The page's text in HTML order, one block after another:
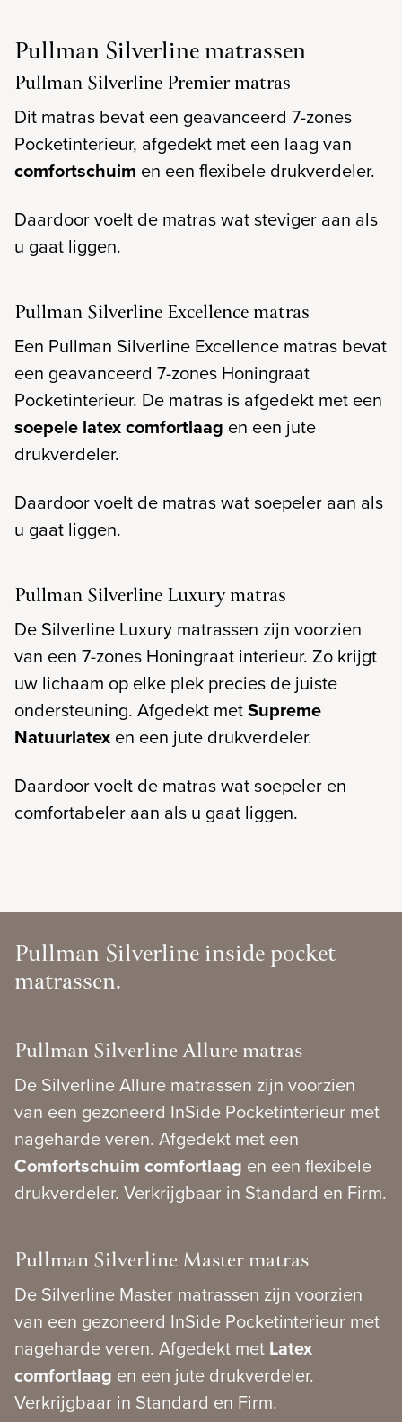
Pullman Silverline matrassen
Pullman Silverline Premier matras
Dit matras bevat een geavanceerd 7-zones
Pocketinterieur, afgedekt met een laag van
comfortschuim en een flexibele drukverdeler.
Daardoor voelt de matras wat steviger aan als
u gaat liggen.
Pullman Silverline Excellence matras
Een Pullman Silverline Excellence matras bevat
een geavanceerd 7-zones Honingraat
Pocketinterieur. De matras is afgedekt met een
soepele latex comfortlaag en een jute
drukverdeler.
Daardoor voelt de matras wat soepeler aan als
u gaat liggen.
Pullman Silverline Luxury matras
De Silverline Luxury matrassen zijn voorzien
van een 7-zones Honingraat interieur. Zo krijgt
uw lichaam op elke plek precies de juiste
ondersteuning. Afgedekt metSupreme
Natuurlatex en een jute drukverdeler.
Daardoor voelt de matras wat soepeler en
comfortabeler aan als u gaat liggen.
Pullman Silverline inside pocket
matrassen.
Pullman Silverline Allure matras
De Silverline Allure matrassen zijn voorzien
van een gezoneerd InSide Pocketinterieur met
nageharde veren. Afgedekt met een
Comfortschuim comfortlaag en een flexibele
drukverdeler. Verkrijgbaar in Standard en Firm.
Pullman Silverline Master matras
De Silverline Master matrassen zijn voorzien
van een gezoneerd InSide Pocketinterieur met
nageharde veren. Afgedekt met Latex
comfortlaag en een jute drukverdeler.
Verkrijgbaar in Standard en Firm.